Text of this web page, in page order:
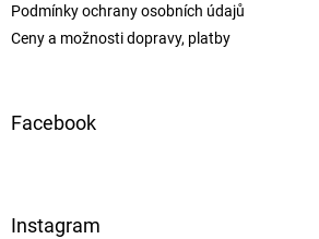
Podmínky ochrany osobních údajů
Ceny a možnosti dopravy, platby
Facebook
Instagram